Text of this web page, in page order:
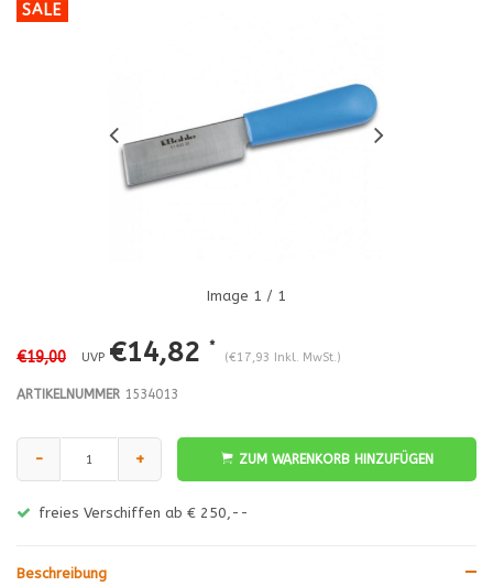
SALE
Image 1 / 1
€19,00 UVP €14,82 *
(€17,93 Inkl. MwSt.)
ARTIKELNUMMER 1534013
- + ZUM WARENKORB HINZUFÜGEN
freies Verschiffen ab € 250,--
Beschreibung